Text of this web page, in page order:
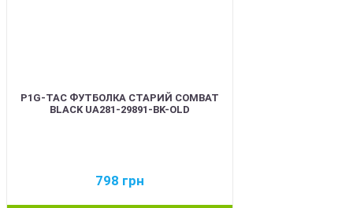
P1G-TAC ФУТБОЛКА СТАРИЙ COMBAT
BLACK UA281-29891-BK-OLD
798 грн